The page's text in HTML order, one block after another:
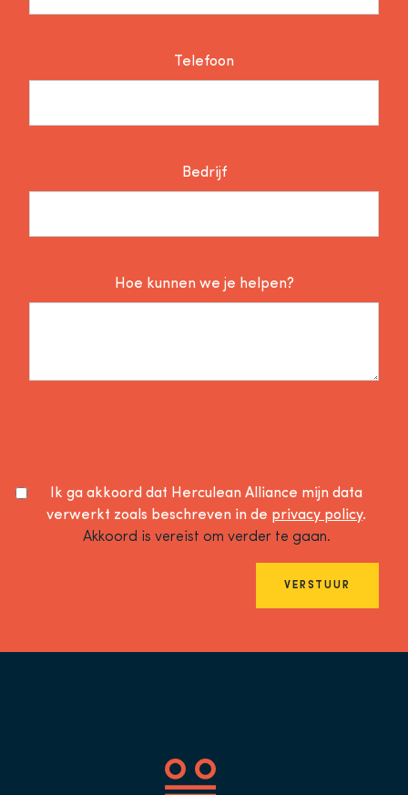
Telefoon
Bedrijf
Hoe kunnen we je helpen?
Ik ga akkoord dat Herculean Alliance mijn data
verwerkt zoals beschreven in de privacy policy.
Akkoord is vereist om verder te gaan.
VERSTUUR